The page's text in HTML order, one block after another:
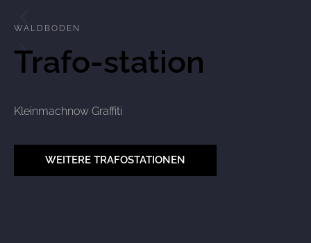
WALDBODEN
Trafo-station
Kleinmachnow Graffiti
WEITERE TRAFOSTATIONEN